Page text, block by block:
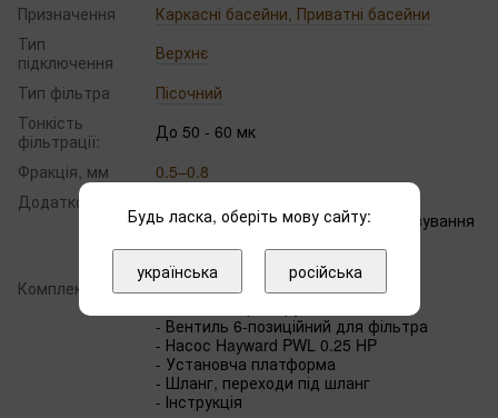
Призначення
Каркасні басейни, Приватні басейни
Тип
підключення
Верхнє
Тип фільтра
Пісочний
Тонкість
фільтрації:
До 50 - 60 мк
Фракція, мм
0.5–0.8
Додатково
- Мінімальна необхідність обслуговування
- Тип підключення: 38 мм
Комплектація
- Манометр
- Вентиль 6-позиційний для фільтра
- Насос Hayward PWL 0.25 HP
- Установча платформа
- Шланг, переходи під шланг
- Інструкція
Будь ласка, оберіть мову сайту:
українська російська